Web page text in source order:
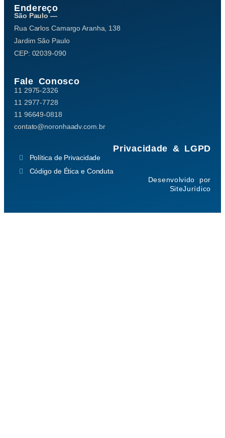
Endereço
São Paulo —
Rua Carlos Camargo Aranha, 138
Jardim São Paulo
CEP: 02039-090
Fale Conosco
11 2975-2326
11 2977-7728
11 96649-0818
contato@noronhaadv.com.br
Privacidade & LGPD
Política de Privacidade
Código de Ética e Conduta
Desenvolvido por
SiteJurídico